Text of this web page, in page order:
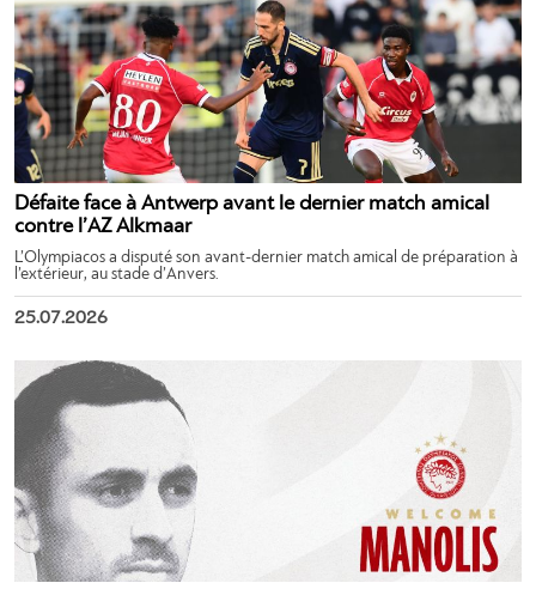
Défaite face à Antwerp avant le dernier match amical
contre l’AZ Alkmaar
L’Olympiacos a disputé son avant-dernier match amical de préparation à
l’extérieur, au stade d’Anvers.
25.07.2026